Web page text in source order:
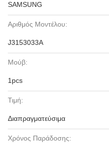
SAMSUNG
Αριθμός Μοντέλου:
J3153033A
Μούβ:
1pcs
Τιμή:
Διαπραγματεύσιμα
Χρόνος Παράδοσης: